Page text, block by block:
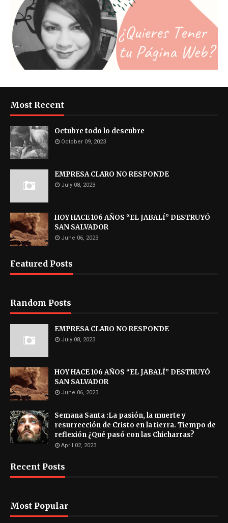
Most Recent
Octubre todo lo descubre
October 09, 2023
EMPRESA CLARO NO RESPONDE
July 08, 2023
HOY HACE 106 AÑOS “EL JABALÍ” DESTRUYÓ
SAN SALVADOR
June 06, 2023
Featured Posts
Random Posts
EMPRESA CLARO NO RESPONDE
July 08, 2023
HOY HACE 106 AÑOS “EL JABALÍ” DESTRUYÓ
SAN SALVADOR
June 06, 2023
Semana Santa :La pasión, la muerte y
resurrección de Cristo en la tierra. Tiempo de
reflexión ¿Qué pasó con las Chicharras?
April 02, 2023
Recent Posts
Most Popular